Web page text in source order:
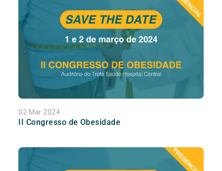
02 Mar 2024
II Congresso de Obesidade